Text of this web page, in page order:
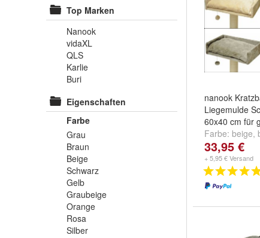
Top Marken
Nanook
vidaXL
QLS
Karlie
Buri
Eigenschaften
Farbe
Grau
Braun
Beige
Schwarz
Gelb
Graubeige
Orange
Rosa
Silber
nanook
Liegemulde
60x40 cm für
Farbe: beige,
Teddyfellund
33,95 €
+ 5,95 € Versand